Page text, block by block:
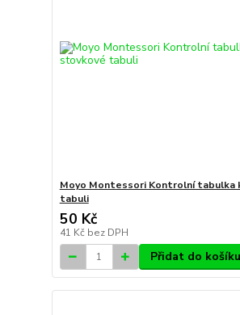
Moyo Montessori Kontrolní tabulka
tabuli
50 Kč
41 Kč bez DPH
Přidat do košíku